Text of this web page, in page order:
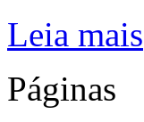
Leia mais
Páginas